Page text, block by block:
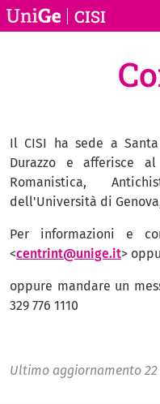
Salta al contenuto
CISI
Il CISI ha sede a
Durazzo e afferisce
Romanistica,
dell'Università di
Per informazioni e
<centrint@unige.it>
oppure mandare un
329 776 1110
Ultimo aggiornamento